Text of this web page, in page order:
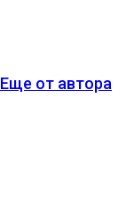
Еще от автора